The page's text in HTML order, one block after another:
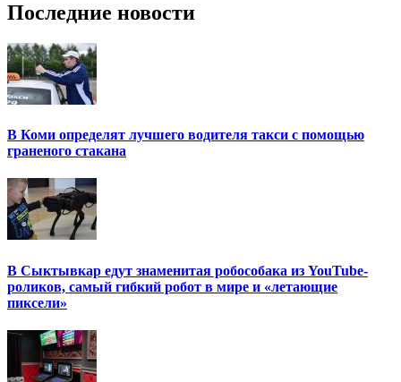
Последние новости
В Коми определят лучшего водителя такси с помощью
граненого стакана
В Сыктывкар едут знаменитая робособака из YouTube-
роликов, самый гибкий робот в мире и «летающие
пиксели»